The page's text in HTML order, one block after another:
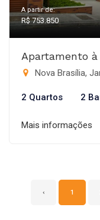
A partir de:
R$ 753.850
Apartamento
Nova Brasília,
2 Quartos 2
Mais informações
‹ 1